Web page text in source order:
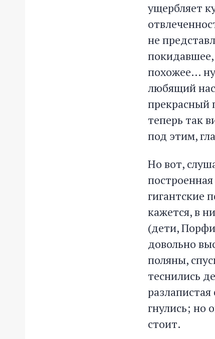
ущербляет
не
покидавшее,
похожее…
любящий
прекрасный
теперь так
под этим,
Но вот,
гигантские
кажется, в
(дети,
довольно
поляны,
теснились
гнулись; но
стоит.